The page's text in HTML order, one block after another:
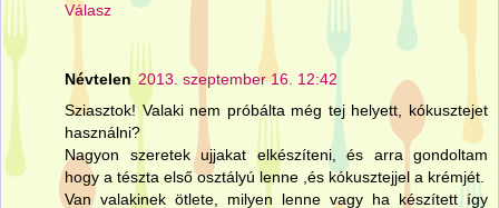
Válasz
Névtelen 2013. szeptember 16. 12:42
Sziasztok! Valaki nem próbálta még tej helyett, kókusztejet
használni?
Nagyon szeretek ujjakat elkészíteni, és arra gondoltam
hogy a tészta első osztályú lenne ,és kókusztejjel a krémjét.
Van valakinek ötlete, milyen lenne vagy ha készített így